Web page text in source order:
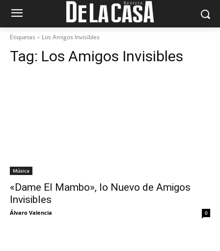
Etiquetas Los Amigos Invisibles
Tag: Los Amigos Invisibles
Música
«Dame El Mambo», lo Nuevo de Amigos
Invisibles
Álvaro Valencia - 0